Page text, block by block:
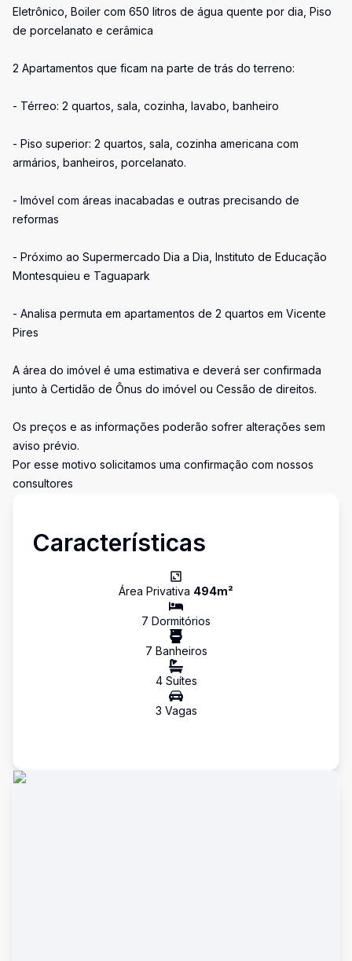
Eletrônico, Boiler com 650 litros de água quente por dia, Piso
de porcelanato e cerâmica
2 Apartamentos que ficam na parte de trás do terreno:
- Térreo: 2 quartos, sala, cozinha, lavabo, banheiro
- Piso superior: 2 quartos, sala, cozinha americana com
armários, banheiros, porcelanato.
- Imóvel com áreas inacabadas e outras precisando de
reformas
- Próximo ao Supermercado Dia a Dia, Instituto de Educação
Montesquieu e Taguapark
- Analisa permuta em apartamentos de 2 quartos em Vicente
Pires
A área do imóvel é uma estimativa e deverá ser confirmada
junto à Certidão de Ônus do imóvel ou Cessão de direitos.
Os preços e as informações poderão sofrer alterações sem
aviso prévio.
Por esse motivo solicitamos uma confirmação com nossos
consultores
Características
Área Privativa 494m²
7 Dormitórios
7 Banheiros
4Suítes
3 Vagas